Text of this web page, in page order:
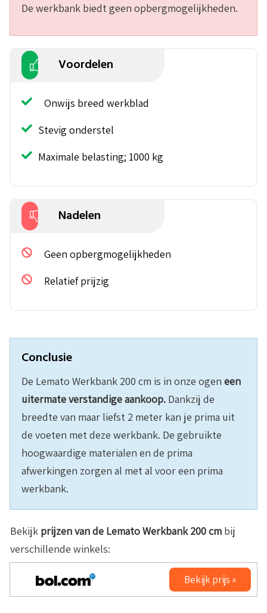
De werkbank biedt geen opbergmogelijkheden.
Voordelen
Onwijs breed werkblad
Stevig onderstel
Maximale belasting; 1000 kg
Nadelen
Geen opbergmogelijkheden
Relatief prijzig
Conclusie
De Lemato Werkbank 200 cm is in onze ogen een
uitermate verstandige aankoop. Dankzij de
breedte van maar liefst 2 meter kan je prima uit
de voeten met deze werkbank. De gebruikte
hoogwaardige materialen en de prima
afwerkingen zorgen al met al voor een prima
werkbank.
Bekijk prijzen van de Lemato Werkbank 200 cm bij
verschillende winkels:
Bekijk prijs »